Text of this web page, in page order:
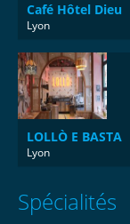
Café Hôtel Dieu
Lyon
LOLLÒ E BASTA
Lyon
Spécialités